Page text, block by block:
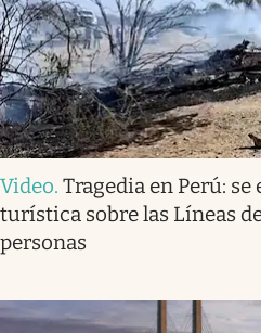
Video. Tragedia en Perú:
turística sobre las Líneas
personas